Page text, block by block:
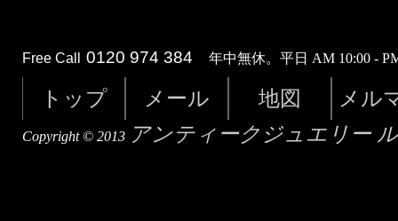
Free Call 0120 974 384 年中無休。平日 AM 10:00 -
トップ メール 地図 メル
Copyright © 2013 アンティークジュエリー